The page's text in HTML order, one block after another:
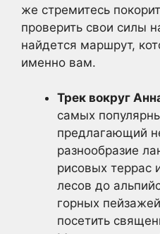
же стремитесь
проверить свои силы
найдется маршрут,
именно вам.
Трек вокруг
самых
предлагающий
разнообразие
рисовых террас
лесов до
горных
посетить